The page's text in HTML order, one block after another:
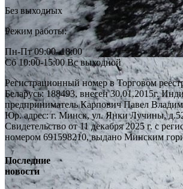
Без выходных
Режим работы:
Пн-Пт 09:00–18:00
Сб 10:00-15:00 Вс выходной
Регистрационный номер в Торговом
Беларусь: 188493, внесен 30.01.2015г.
предприниматель Карпович Павел
Юр. адрес: г. Минск, ул. Янки Лучины,
Свидетельство от 11 декабря 2025 г. с
номером 691598210, выдано Минским
Последние
новости